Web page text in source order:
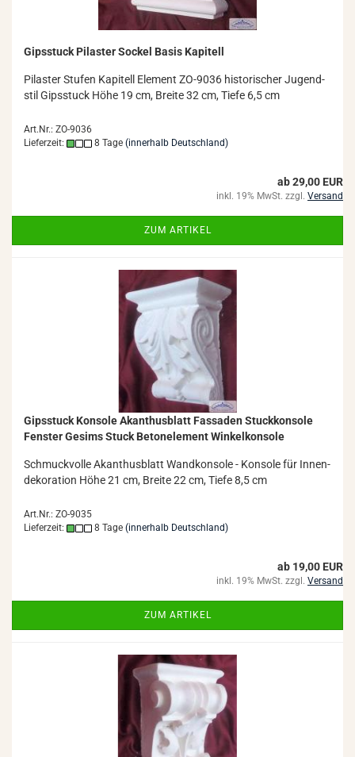
Gips­stuck Pi­las­ter So­ckel Basis Ka­pi­tell
Pi­las­ter Stu­fen Ka­pi­tell Ele­ment ZO-​9036 his­to­ri­scher Ju­gend­
stil Gips­stuck Höhe 19 cm, Brei­te 32 cm, Tiefe 6,5 cm
Art.Nr.: ZO-9036
Lieferzeit:
8 Tage (innerhalb Deutschland)
ab 29,00 EUR
inkl. 19% MwSt. zzgl. Versand
ZUM ARTIKEL
Gips­stuck Kon­so­le Akan­thus­blatt Fas­sa­den Stuck­kon­so­le
Fens­ter Ge­sims Stuck Be­ton­ele­ment Win­kel­kon­so­le
Schmuck­vol­le Akan­thus­blatt Wand­kon­so­le - Kon­so­le für In­nen­
de­ko­ra­ti­on Höhe 21 cm, Brei­te 22 cm, Tiefe 8,5 cm
Art.Nr.: ZO-9035
Lieferzeit:
8 Tage (innerhalb Deutschland)
ab 19,00 EUR
inkl. 19% MwSt. zzgl. Versand
ZUM ARTIKEL